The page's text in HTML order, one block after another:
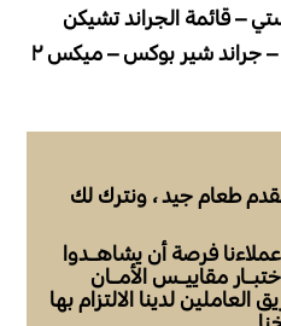
– قائمة الجراند تشيكن
قائمة التوفير: شير بوكس – جراند شير بوكس – ميكس ٢
طعام جيد ، ونترك لك
فرصة أن يشاهـدوا
مقاييـس الأمـان
لدينا الالتزام بها